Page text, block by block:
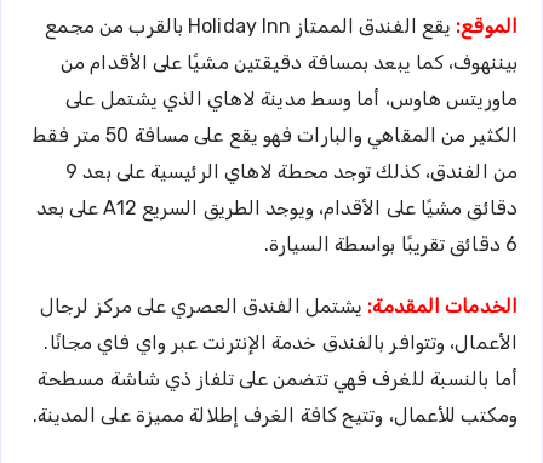
الموقع:
يقع الفندق الممتاز Holiday Inn بالقرب من مجمع
بيننهوف، كما يبعد بمسافة دقيقتين مشيًا على الأقدام من
ماوريتس هاوس، أما وسط مدينة لاهاي الذي يشتمل على
الكثير من المقاهي والبارات فهو يقع على مسافة 50 متر فقط
من الفندق، كذلك توجد محطة لاهاي الرئيسية على بعد 9
دقائق مشيًا على الأقدام، ويوجد الطريق السريع A12 على بعد
6 دقائق تقريبًا بواسطة السيارة.
الخدمات المقدمة: يشتمل الفندق العصري على مركز لرجال
الأعمال، وتتوافر بالفندق خدمة الإنترنت عبر واي فاي مجانًا.
أما بالنسبة للغرف فهي تتضمن على تلفاز ذي شاشة مسطحة
ومكتب للأعمال، وتتيح كافة الغرف إطلالة مميزة على المدينة.